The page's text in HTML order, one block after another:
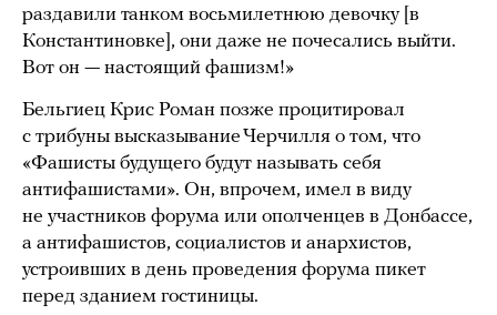
раздавили танком восьмилетнюю девочку [в
Константиновке], они даже не почесались выйти.
Вот он — настоящий фашизм!»
Бельгиец Крис Роман позже процитировал
с трибуны высказывание Черчилля о том, что
«Фашисты будущего будут называть себя
антифашистами». Он, впрочем, имел в виду
не участников форума или ополченцев в Донбассе,
а антифашистов, социалистов и анархистов,
устроивших в день проведения форума пикет
перед зданием гостиницы.